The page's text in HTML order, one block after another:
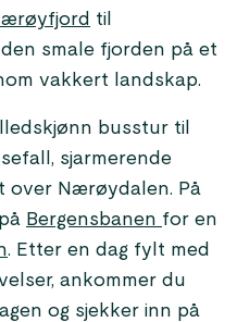
til
den smale fjorden på et
vakkert landskap.
busstur til
sjarmerende
over Nærøydalen. På
Bergensbanen for en
. Etter en dag fylt med
ankommer du
og sjekker inn på